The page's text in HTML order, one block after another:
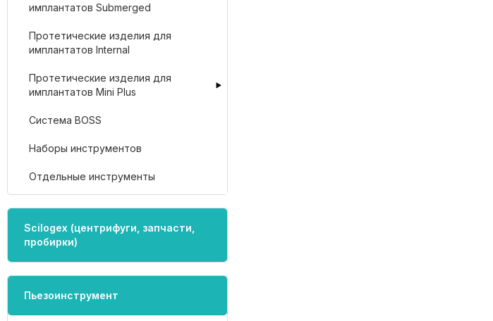
имплантатов Submerged
Протетические изделия для
имплантатов Internal
Протетические изделия для
имплантатов Mini Plus
Система BOSS
Наборы инструментов
Отдельные инструменты
Scilogex (центрифуги, запчасти,
пробирки)
Пьезоинструмент